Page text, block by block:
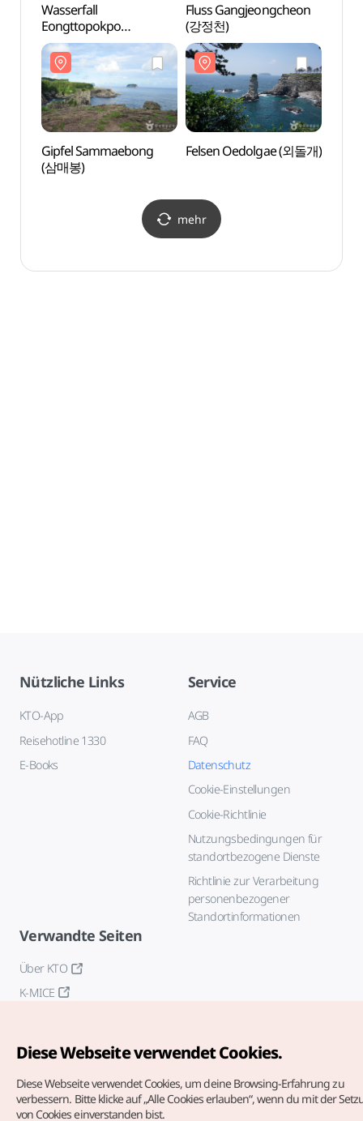
Wasserfall
Eongttopokpo
(엉또폭포)
Fluss Gangjeongcheon
(강정천)
Gipfel Sammaebong
(삼매봉)
Felsen Oedolgae (외돌개)
mehr
Nützliche Links
KTO-App
Reisehotline 1330
E-Books
Service
AGB
FAQ
Datenschutz
Cookie-Einstellungen
Cookie-Richtlinie
Nutzungsbedingungen für
standortbezogene Dienste
Richtlinie zur Verarbeitung
personenbezogener
Standortinformationen
Verwandte Seiten
Über KTO
K-MICE
Diese Webseite verwendet Cookies.
Diese Webseite verwendet Cookies, um deine Browsing-Erfahrung zu
verbessern. Bitte klicke auf „Alle Cookies erlauben“, wenn du mit der
von Cookies einverstanden bist.